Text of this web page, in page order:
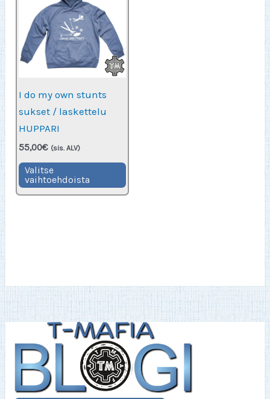
I do my own stunts
sukset / laskettelu
HUPPARI
55,00€ (sis. ALV)
Valitse
vaihtoehdoista
Tällä
tuotteella
on
valinnat
tuotteen
sivulla.